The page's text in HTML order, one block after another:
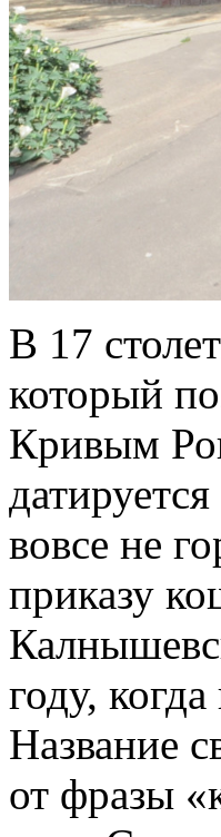
В 17
который
Кривым
вовсе не
приказу
году,
Название
от фразы